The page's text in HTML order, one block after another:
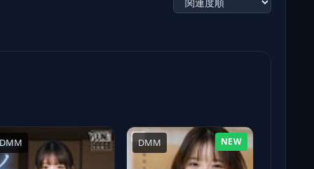
DMM DMM NEW